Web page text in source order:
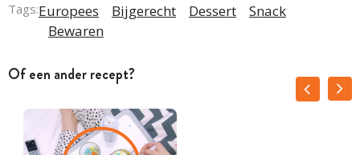
Tags:Europees Bijgerecht Dessert
Snack
Bewaren
Of een ander recept?